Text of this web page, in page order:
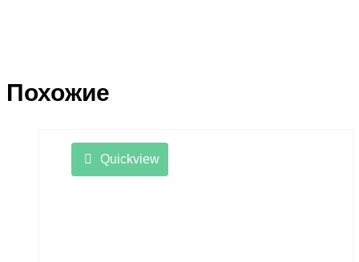
Похожие
Quickview